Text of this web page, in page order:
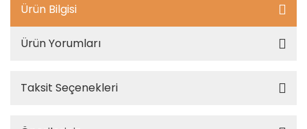
Ürün Bilgisi
Ürün Yorumları
Taksit Seçenekleri